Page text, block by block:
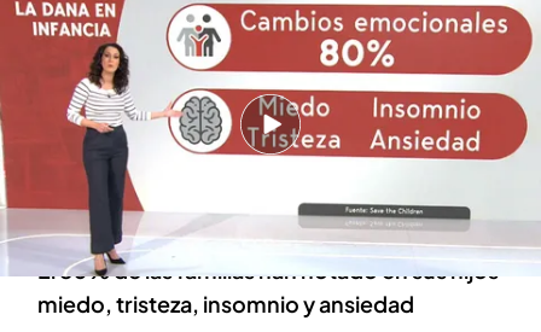
Redacción digital Noticias Cuatro
29 ENE 2025 - 20:34h.
En las zonas afectadas por la DANA viven
163.000 niños y las casas de parte de ellos
están inhabitables
El 80% de las familias han notado en sus hijos
miedo, tristeza, insomnio y ansiedad